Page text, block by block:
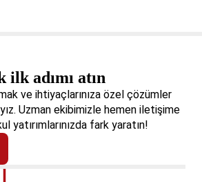
ilk adımı atın
ve ihtiyaçlarınıza özel çözümler
Uzman ekibimizle hemen iletişime
yatırımlarınızda fark yaratın!